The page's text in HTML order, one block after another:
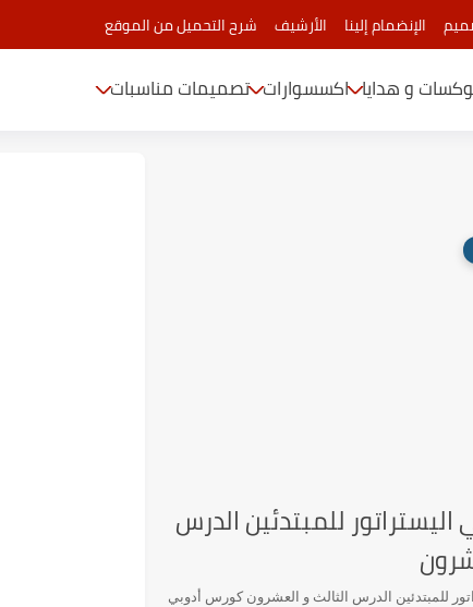
الإنضمام إلينا الأرشيف شرح التحميل من الموقع
و هدايا اكسسوارات تصميمات مناسبات
للمبتدئين الدرس
للمبتدئين الدرس الثالث و العشرون كورس أدوبي